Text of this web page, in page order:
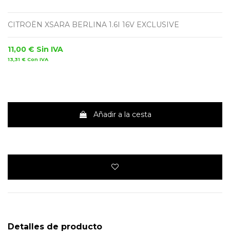
CITROËN XSARA BERLINA 1.6I 16V EXCLUSIVE
11,00 € Sin IVA
13,31 € Con IVA
Añadir a la cesta
Detalles de producto